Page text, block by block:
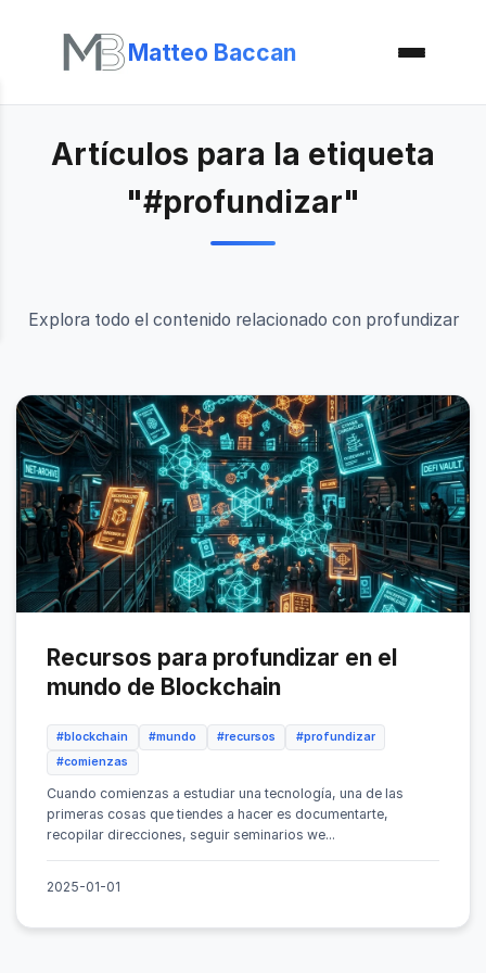
Matteo Baccan
Artículos para la etiqueta
"#profundizar"
Explora todo el contenido relacionado con profundizar
Recursos para profundizar en el
mundo de Blockchain
#blockchain #mundo #recursos
#profundizar
#comienzas
Cuando comienzas a estudiar una tecnología, una de las
primeras cosas que tiendes a hacer es documentarte,
recopilar direcciones, seguir seminarios we...
2025-01-01